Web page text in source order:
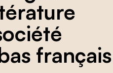
français